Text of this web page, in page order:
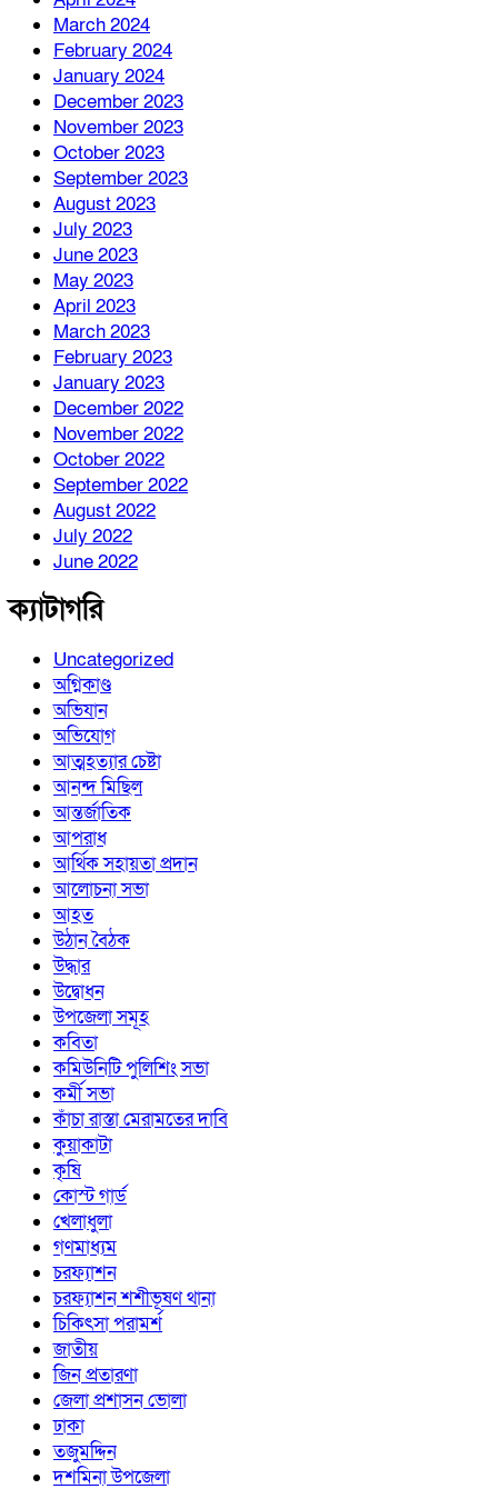
March 2024
February 2024
January 2024
December 2023
November 2023
October 2023
September 2023
August 2023
July 2023
June 2023
May 2023
April 2023
March 2023
February 2023
January 2023
December 2022
November 2022
October 2022
September 2022
August 2022
July 2022
June 2022
ক্যাটাগরি
Uncategorized
অগ্নিকাণ্ড
অভিযান
অভিযোগ
আত্মহত্যার চেষ্টা
আনন্দ মিছিল
আন্তর্জাতিক
আপরাধ
আর্থিক সহায়তা প্রদান
আলোচনা সভা
আহত
উঠান বৈঠক
উদ্ধার
উদ্বোধন
উপজেলা সমূহ
কবিতা
কমিউনিটি পুলিশিং সভা
কর্মী সভা
কাঁচা রাস্তা মেরামতের দাবি
কুয়াকাটা
কৃষি
কোস্ট গার্ড
খেলাধুলা
গণমাধ্যম
চরফ্যাশন
চরফ্যাশন শশীভূষণ থানা
চিকিৎসা পরামর্শ
জাতীয়
জিন প্রতারণা
জেলা প্রশাসন ভোলা
ঢাকা
তজুমদ্দিন
দশমিনা উপজেলা